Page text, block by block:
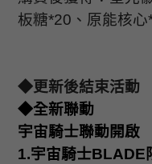
板糖*20 、原能核心
◆更新後結束活動
◆全新聯動
宇宙騎士聯動開啟
1.宇宙騎士BLADE